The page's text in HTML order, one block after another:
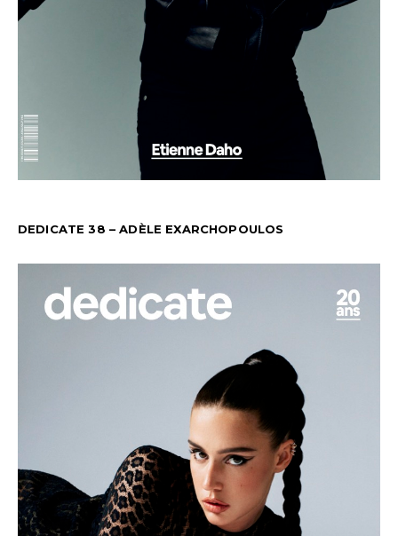
DEDICATE 38 – ADÈLE EXARCHOPOULOS